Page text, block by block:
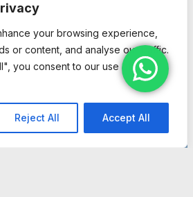
your browsing experience,
or content, and analyse our traffic.
you consent to our use of
Reject All Accept All
Miembro de la Nueva Tradición Kadampa –
de Budismo Kadampa –